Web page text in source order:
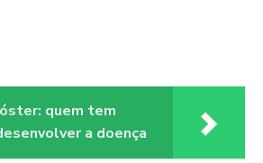
quem tem
a doença